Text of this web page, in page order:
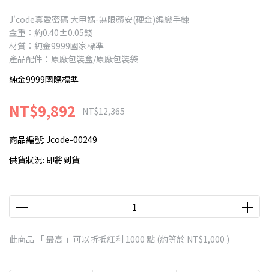
J'code真愛密碼 大甲媽-無限蘋安(硬金)編織手鍊
金重：約0.40±0.05錢
材質：純金9999國家標準
產品配件：原廠包裝盒/原廠包裝袋
純金9999國際標準
NT$9,892 NT$12,365
商品編號: Jcode-00249
供貨狀況: 即將到貨
此商品 「 最高 」可以折抵紅利 1000 點 (約等於 NT$1,000 )